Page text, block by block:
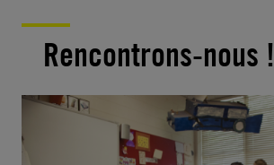
Rencontrons-nous !